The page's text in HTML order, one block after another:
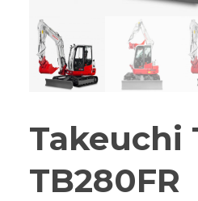
Takeuchi
TB280FR